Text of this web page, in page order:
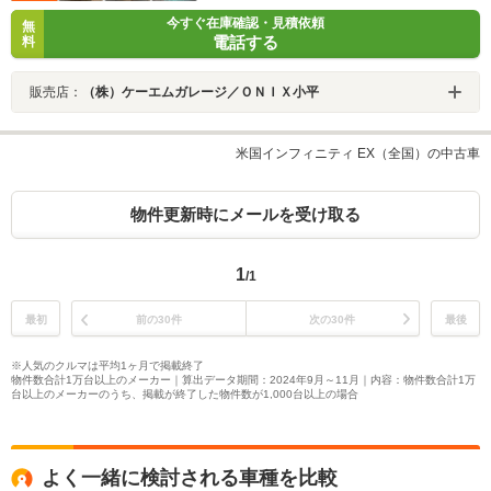
無
料
今すぐ在庫確認・見積依頼
電話する
販売店： （株）ケーエムガレージ／ＯＮＩＸ小平
米国インフィニティ EX（全国）の中古車
物件更新時にメールを受け取る
1/1
最初 前の30件 次の30件 最後
※人気のクルマは平均1ヶ月で掲載終了
物件数合計1万台以上のメーカー｜算出データ期間：2024年9月～11月｜内容：物件数合計1万
台以上のメーカーのうち、掲載が終了した物件数が1,000台以上の場合
よく一緒に検討される車種を比較